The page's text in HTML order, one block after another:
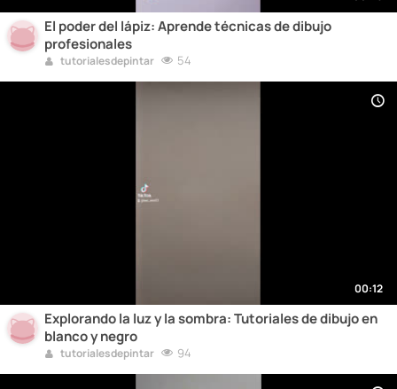
El poder del lápiz: Aprende técnicas de dibujo
profesionales
tutorialesdepintar 54
00:12
Explorando la luz y la sombra: Tutoriales de dibujo en
blanco y negro
tutorialesdepintar 94